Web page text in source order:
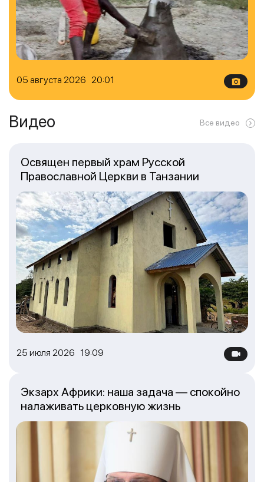
05 августа 2026 20:01
Видео Все видео
25 июля 2026 19:09
Освящен первый храм Русской
Православной Церкви в Танзании
Экзарх Африки: наша задача — спокойно
налаживать церковную жизнь